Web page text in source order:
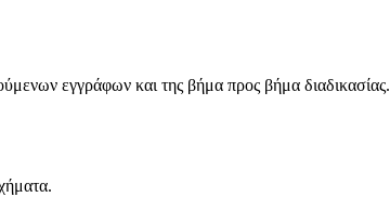
εγγράφων και της βήμα προς βήμα διαδικασίας.